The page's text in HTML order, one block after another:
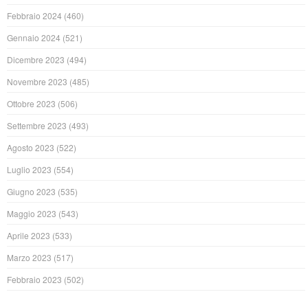
Febbraio 2024 (460)
Gennaio 2024 (521)
Dicembre 2023 (494)
Novembre 2023 (485)
Ottobre 2023 (506)
Settembre 2023 (493)
Agosto 2023 (522)
Luglio 2023 (554)
Giugno 2023 (535)
Maggio 2023 (543)
Aprile 2023 (533)
Marzo 2023 (517)
Febbraio 2023 (502)